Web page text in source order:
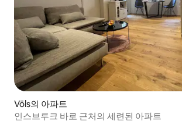
Völs의 아파트
인스브루크 바로 근처의 세련된 아파트